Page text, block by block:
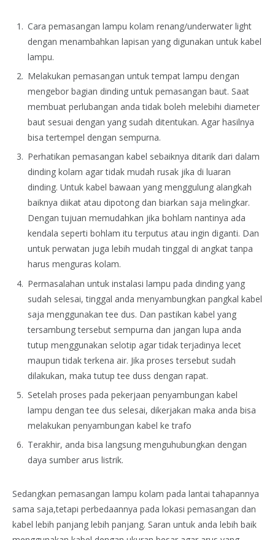
Cara pemasangan lampu kolam renang/underwater light
dengan menambahkan lapisan yang digunakan untuk kabel
lampu.
Melakukan pemasangan untuk tempat lampu dengan
mengebor bagian dinding untuk pemasangan baut. Saat
membuat perlubangan anda tidak boleh melebihi diameter
baut sesuai dengan yang sudah ditentukan. Agar hasilnya
bisa tertempel dengan sempurna.
Perhatikan pemasangan kabel sebaiknya ditarik dari dalam
dinding kolam agar tidak mudah rusak jika di luaran
dinding. Untuk kabel bawaan yang menggulung alangkah
baiknya diikat atau dipotong dan biarkan saja melingkar.
Dengan tujuan memudahkan jika bohlam nantinya ada
kendala seperti bohlam itu terputus atau ingin diganti. Dan
untuk perwatan juga lebih mudah tinggal di angkat tanpa
harus menguras kolam.
Permasalahan untuk instalasi lampu pada dinding yang
sudah selesai, tinggal anda menyambungkan pangkal kabel
saja menggunakan tee dus. Dan pastikan kabel yang
tersambung tersebut sempurna dan jangan lupa anda
tutup menggunakan selotip agar tidak terjadinya lecet
maupun tidak terkena air. Jika proses tersebut sudah
dilakukan, maka tutup tee duss dengan rapat.
Setelah proses pada pekerjaan penyambungan kabel
lampu dengan tee dus selesai, dikerjakan maka anda bisa
melakukan penyambungan kabel ke trafo
Terakhir, anda bisa langsung menguhubungkan dengan
daya sumber arus listrik.
Sedangkan pemasangan lampu kolam pada lantai tahapannya
sama saja,tetapi perbedaannya pada lokasi pemasangan dan
kabel lebih panjang lebih panjang. Saran untuk anda lebih baik